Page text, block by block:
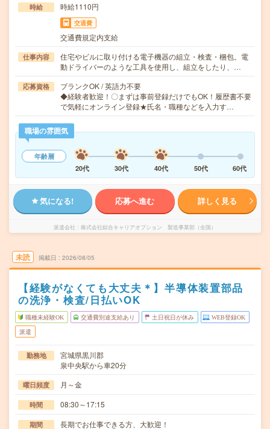
時給 時給1110円
交通費
交通費規定内支給
仕事内容
住宅やビルに取り付ける電子機器の組立・検査・梱包。電
動ドライバーのような工具を使用し、組立をしたり、…
応募資格
ブランクOK / 英語力不要
◆経験者歓迎！〇まずは事前登録だけでもOK！履歴書不要
で気軽にオンライン登録★氏名・職種などを入力す…
職場の雰囲気
年齢層
20代
30代 40代 50代 60代
気になる! 応募へ進む 詳しく見る
派遣会社 株式会社綜合キャリアオプション 製造事業部（全国）
未読 掲載日 2026/08/05
【経験がなくても大丈夫＊】半導体装置部品
の洗浄・検査/日払いOK
職種未経験OK 交通費別途支給あり 土日祝日が休み WEB登録OK
派遣
勤務地
宮城県黒川郡
泉中央駅から車20分
曜日頻度 月～金
時間 08:30～17:15
期間 長期でお仕事できる方、大歓迎！